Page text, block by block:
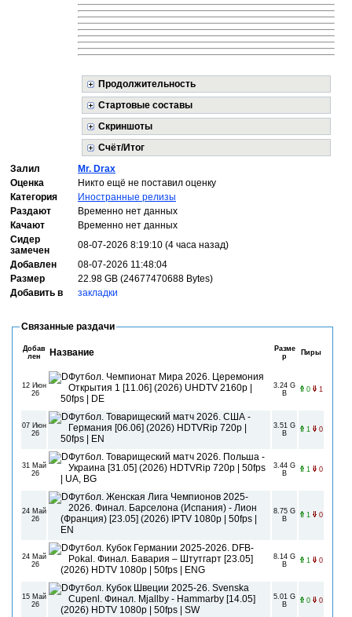
Продолжительность
Стартовые составы
Скриншоты
Счёт/Итог
Залил
Mr. Drax
Оценка
Никто ещё не поставил оценку
Категория
Иностранные релизы
Раздают
Временно нет данных
Качают
Временно нет данных
Сидер
замечен
08-07-2026 8:19:10 (4 часа назад)
Добавлен
08-07-2026 11:48:04
Размер
22.98 GB (24677470688 Bytes)
Добавить в
закладки
Связанные раздачи
Добав
лен
Название
Разме
р
Пиры
12 Июн
26
Футбол. Чемпионат Мира 2026. Церемония
Открытия 1 [11.06] (2026) UHDTV 2160р |
50fps | DE
3.24 G
B
0 1
07 Июн
26
Футбол. Товарищеский матч 2026. США -
Германия [06.06] (2026) HDTVRip 720p |
50fps | EN
3.51 G
B
1 0
31 Май
26
Футбол. Товарищеский матч 2026. Польша -
Украина [31.05] (2026) HDTVRip 720p | 50fps
| UA, BG
3.44 G
B
1 0
24 Май
26
Футбол. Женская Лига Чемпионов 2025-
2026. Финал. Барселона (Испания) - Лион
(Франция) [23.05] (2026) IPTV 1080р | 50fps |
EN
8.75 G
B
1 0
24 Май
26
Футбол. Кубок Германии 2025-2026. DFB-
Pokal. Финал. Бавария – Штутгарт [23.05]
(2026) HDTV 1080p | 50fps | ENG
8.14 G
B
1 0
15 Май
26
Футбол. Кубок Швеции 2025-26. Svenska
Cupenl. Финал. Mjallby - Hammarby [14.05]
(2026) HDTV 1080р | 50fps | SW
5.01 G
B
0 0